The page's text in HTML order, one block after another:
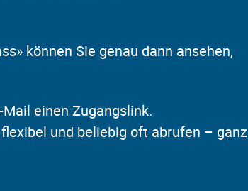
können Sie genau dann ansehen,
einen Zugangslink.
und beliebig oft abrufen – ganz